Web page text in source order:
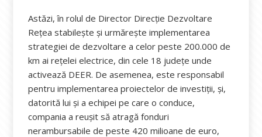
Astăzi, în rolul de Director Direcție Dezvoltare
Rețea stabilește și urmărește implementarea
strategiei de dezvoltare a celor peste 200.000 de
km ai rețelei electrice, din cele 18 județe unde
activează DEER. De asemenea, este responsabil
pentru implementarea proiectelor de investiții, și,
datorită lui și a echipei pe care o conduce,
compania a reușit să atragă fonduri
nerambursabile de peste 420 milioane de euro,